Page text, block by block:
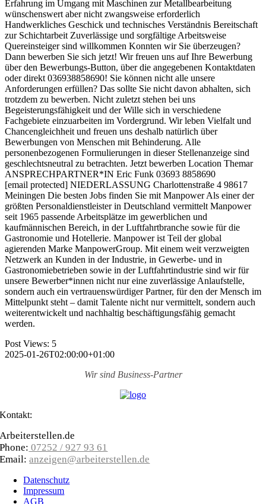
Erfahrung im Umgang mit Maschinen zur Metallbearbeitung
wünschenswert aber nicht zwangsweise erforderlich
Handwerkliches Geschick und technisches Verständnis Bereitschaft
zur Schichtarbeit Zuverlässige und sorgfältige Arbeitsweise
Quereinsteiger sind willkommen Konnten wir Sie überzeugen?
Dann bewerben Sie sich jetzt! Wir freuen uns auf Ihre Bewerbung
über den Bewerbungs-Button, über die angegebenen Kontaktdaten
oder direkt 036938858690! Sie können nicht alle unsere
Anforderungen erfüllen? Das sollte Sie nicht davon abhalten, sich
trotzdem zu bewerben. Nicht zuletzt stehen bei uns
Begeisterungsfähigkeit und der Wille sich in verschiedene
Fachgebiete einzuarbeiten im Vordergrund. Wir leben Vielfalt und
Chancengleichheit und freuen uns deshalb natürlich über
Bewerbungen von Menschen mit Behinderung. Alle
personenbezogenen Formulierungen in dieser Stellenanzeige sind
geschlechtsneutral zu betrachten. Jetzt bewerben Location Themar
ANSPRECHPARTNER*IN Eric Funk 03693 8858690
[email protected] NIEDERLASSUNG Charlottenstraße 4 98617
Meiningen Die besten Jobs finden Sie mit Manpower Als einer der
größten Personal­dienst­leister in Deutschland vermittelt Manpower
seit 1965 passende Arbeits­plätze im gewerblichen und
kaufmännischen Bereich, in der Luftfahrt­branche sowie für die
Gastronomie und Hotellerie. Manpower ist Teil der global
agierenden Marke ManpowerGroup. Mit einem weit verzweigten
Netzwerk an Kunden in der Industrie, in Gewerbe- und in
Gastronomie­betrieben sowie in der Luftfahrt­industrie sind wir für
unsere Bewerber­*innen nicht nur eine zuverlässige Anlauf­stelle,
sondern auch ein vertrauens­würdiger Partner, für den der Mensch im
Mittelpunkt steht – damit Talente nicht nur vermittelt, sondern auch
weiter­entwickelt und nachhaltig beschäftigungs­fähig gemacht
werden.
Post Views: 5
2025-01-26T02:00:00+01:00
Wir sind Business-Partner
Kontakt:
Arbeiterstellen.de
Phone: 07252 / 927 93 61
Email:anzeigen@arbeiterstellen.de
Datenschutz
Impressum
AGB